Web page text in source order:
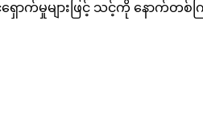
ောက်မှုများဖြင့် သင့်ကို နောက်တ